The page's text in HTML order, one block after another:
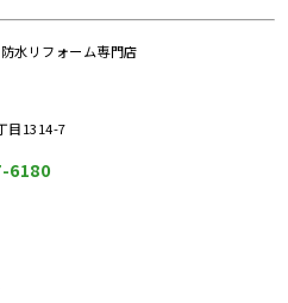
水リフォーム専門店
目1314-7
6180